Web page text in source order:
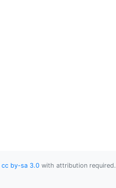
cc by-sa 3.0 with attribution required.